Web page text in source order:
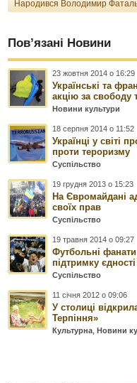
Народився Володимир
Пов’язані Новини
23 жовтня 2014 о 16:29
Українські та
акцію за свободу
Новини культури
18 серпня 2014 о 11:52
Українці у світі
проти тероризму
Суспільство
19 грудня 2013 о 15:23
На Євромайдані
своїх прав
Суспільство
19 травня 2014 о 09:27
Футбольні
підтримку
Суспільство
11 січня 2012 о 09:06
У столиці
Терпіння»
Культурна Новини